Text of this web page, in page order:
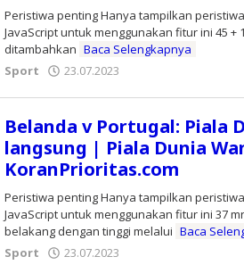
Peristiwa penting Hanya tampilkan
JavaScript untuk menggunakan fitur ini 45 +
ditambahkan Baca Selengkapnya
Sport
23.07.2023
Belanda v Portugal: Piala
langsung | Piala Dunia
KoranPrioritas.com
Peristiwa penting Hanya tampilkan
JavaScript untuk menggunakan fitur ini 37
belakang dengan tinggi melalui Baca
Sport
23.07.2023